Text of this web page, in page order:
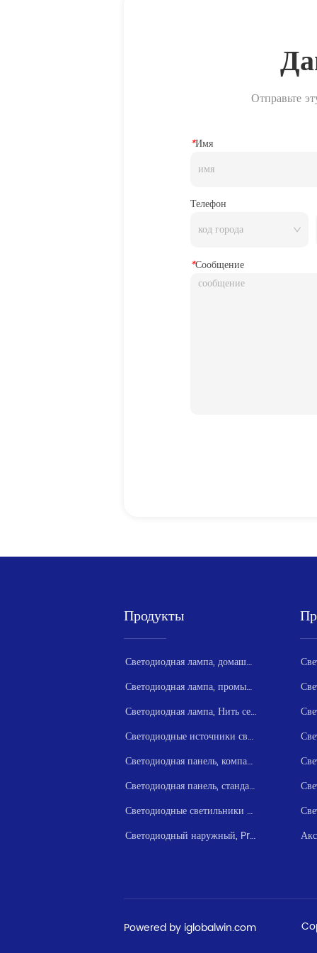
Отправьте
*Имя
Телефон
*Сообщение
Продукты
Светодиодная лампа, домашняя серия
Светодиодная лампа, промышленная серия
Светодиодная лампа, Нить серии
Светодиодные источники света серии
Светодиодная панель, компактная серия
Светодиодная панель, стандартная серия
Светодиодные светильники и прожекторы серии
Светодиодный наружный, Project / Floodlight
Powered by iglobalwin.com